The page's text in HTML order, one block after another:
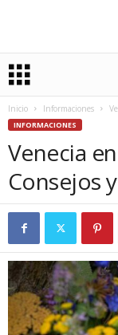
Inicio Informaciones
INFORMACIONES
Venecia
Consejos